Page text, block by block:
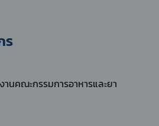
ร
านคณะกรรมการอาหารและยา